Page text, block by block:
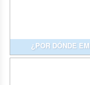
¿POR DÓNDE